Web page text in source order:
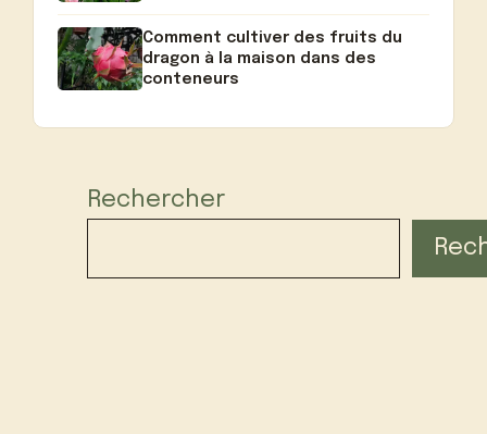
Comment cultiver des fruits du
dragon à la maison dans des
conteneurs
Rechercher